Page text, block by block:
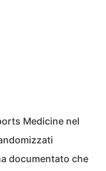
Medicine nel
documentato che